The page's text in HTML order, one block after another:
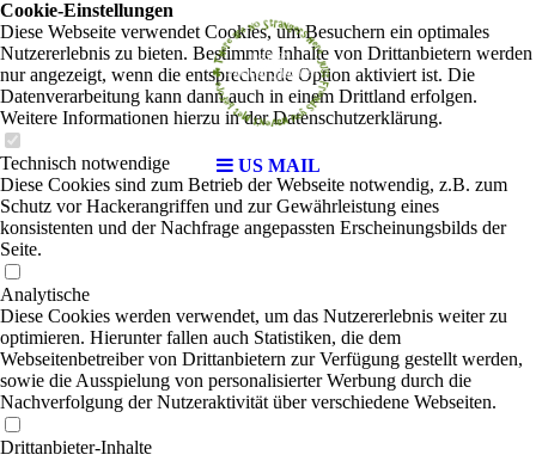
US MAIL
Cookie-Einstellungen
Diese Webseite verwendet Cookies, um Besuchern ein optimales
Nutzererlebnis zu bieten. Bestimmte Inhalte von Drittanbietern werden
nur angezeigt, wenn die entsprechende Option aktiviert ist. Die
Datenverarbeitung kann dann auch in einem Drittland erfolgen.
Weitere Informationen hierzu in der Datenschutzerklärung.
Technisch notwendige
Diese Cookies sind zum Betrieb der Webseite notwendig, z.B. zum
Schutz vor Hackerangriffen und zur Gewährleistung eines
konsistenten und der Nachfrage angepassten Erscheinungsbilds der
Seite.
Analytische
Diese Cookies werden verwendet, um das Nutzererlebnis weiter zu
optimieren. Hierunter fallen auch Statistiken, die dem
Webseitenbetreiber von Drittanbietern zur Verfügung gestellt werden,
sowie die Ausspielung von personalisierter Werbung durch die
Nachverfolgung der Nutzeraktivität über verschiedene Webseiten.
Drittanbieter-Inhalte